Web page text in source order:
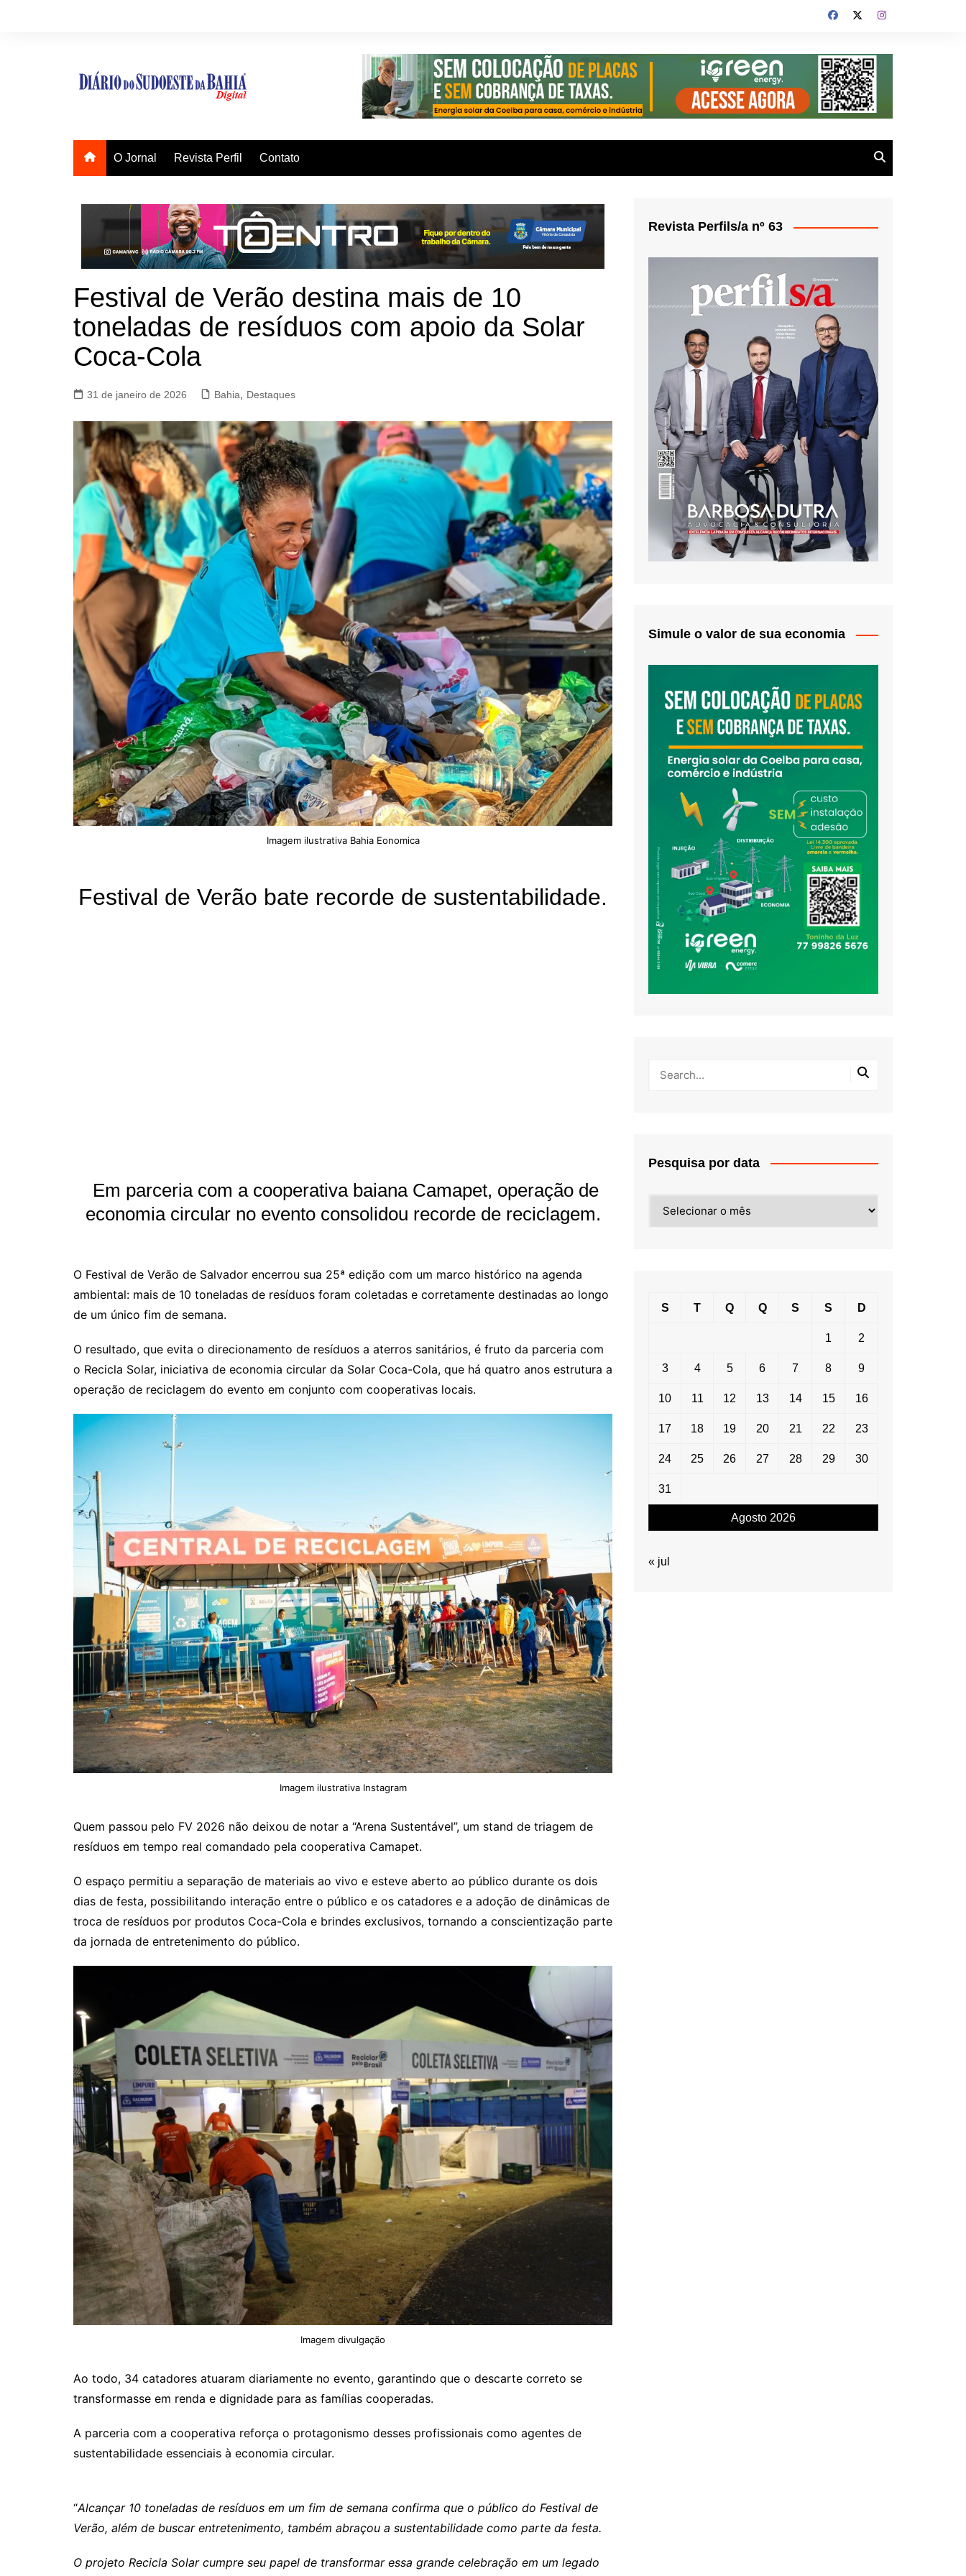
O Jornal Revista Perfil Contato
Festival de Verão destina mais de 10
toneladas de resíduos com apoio da Solar
Coca-Cola
31 de janeiro de 2026 Bahia Destaques
Imagem ilustrativa Bahia Eonomica
Festival de Verão bate recorde de sustentabilidade.
Em parceria com a cooperativa baiana Camapet, operação de
economia circular no evento consolidou recorde de reciclagem.
O Festival de Verão de Salvador encerrou sua 25ª edição com um marco histórico na agenda
ambiental: mais de 10 toneladas de resíduos foram coletadas e corretamente destinadas ao longo
de um único fim de semana.
O resultado, que evita o direcionamento de resíduos a aterros sanitários, é fruto da parceria com
o Recicla Solar, iniciativa de economia circular da Solar Coca-Cola, que há quatro anos estrutura a
operação de reciclagem do evento em conjunto com cooperativas locais.
Imagem ilustrativa Instagram
Quem passou pelo FV 2026 não deixou de notar a “Arena Sustentável”, um stand de triagem de
resíduos em tempo real comandado pela cooperativa Camapet.
O espaço permitiu a separação de materiais ao vivo e esteve aberto ao público durante os dois
dias de festa, possibilitando interação entre o público e os catadores e a adoção de dinâmicas de
troca de resíduos por produtos Coca-Cola e brindes exclusivos, tornando a conscientização parte
da jornada de entretenimento do público.
Imagem divulgação
Ao todo, 34 catadores atuaram diariamente no evento, garantindo que o descarte correto se
transformasse em renda e dignidade para as famílias cooperadas.
A parceria com a cooperativa reforça o protagonismo desses profissionais como agentes de
sustentabilidade essenciais à economia circular.
“Alcançar 10 toneladas de resíduos em um fim de semana confirma que o público do Festival de
Verão, além de buscar entretenimento, também abraçou a sustentabilidade como parte da festa.
O projeto Recicla Solar cumpre seu papel de transformar essa grande celebração em um legado
Revista Perfils/a nº 63
Simule o valor de sua economia
Pesquisa por data
por
Agosto 2026
S T Q Q S S D
1 2
3 4 5 6 7 8 9
10 11 12 13 14 15 16
17 18 19 20 21 22 23
24 25 26 27 28 29 30
31
« jul